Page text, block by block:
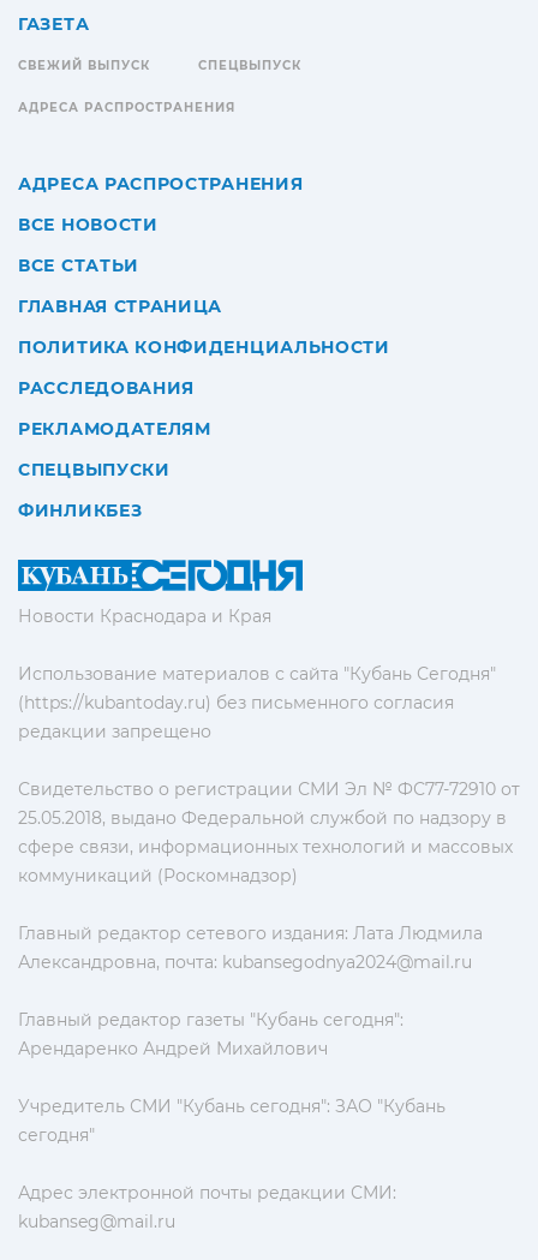
Новости Краснодара и Края
Использование материалов с сайта "Кубань Сегодня"
(https://kubantoday.ru) без письменного согласия
редакции запрещено
Свидетельство о регистрации СМИ Эл № ФС77-72910 от
25.05.2018, выдано Федеральной службой по надзору в
сфере связи, информационных технологий и массовых
коммуникаций (Роскомнадзор)
Главный редактор сетевого издания: Лата Людмила
Александровна, почта: kubansegodnya2024@mail.ru
Главный редактор газеты "Кубань сегодня":
Арендаренко Андрей Михайлович
Учредитель СМИ "Кубань сегодня": ЗАО "Кубань
сегодня"
Адрес электронной почты редакции СМИ:
kubanseg@mail.ru
ГАЗЕТА
СВЕЖИЙ ВЫПУСК СПЕЦВЫПУСК
АДРЕСА РАСПРОСТРАНЕНИЯ
АДРЕСА РАСПРОСТРАНЕНИЯ
ВСЕ НОВОСТИ
ВСЕ СТАТЬИ
ГЛАВНАЯ СТРАНИЦА
ПОЛИТИКА КОНФИДЕНЦИАЛЬНОСТИ
РАССЛЕДОВАНИЯ
РЕКЛАМОДАТЕЛЯМ
СПЕЦВЫПУСКИ
ФИНЛИКБЕЗ